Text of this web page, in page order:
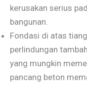
kerusakan serius
bangunan.
Fondasi di atas
perlindungan
yang mungkin
pancang beton